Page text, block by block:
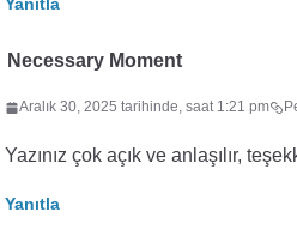
Necessary Moment
Aralık 30, 2025 tarihinde, saat 1:21 pm
Yazınız çok açık ve anlaşılır,
Yanıtla